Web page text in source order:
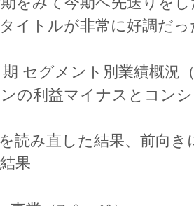
イトルが非常に好調だっ
セグメント別業績概況
ンの利益マイナスとコン
読み直した結果、前向
果